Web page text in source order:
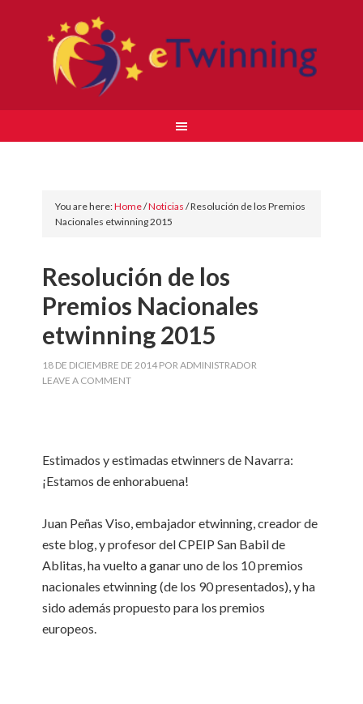
You are here:Home/Noticias /Resolución de los Premios
Nacionales etwinning 2015
Resolución de los
Premios Nacionales
etwinning 2015
18 DE DICIEMBRE DE 2014 PORADMINISTRADOR
LEAVE A COMMENT
Estimados y estimadas etwinners de Navarra:
¡Estamos de enhorabuena!
Juan Peñas Viso, embajador etwinning, creador de
este blog, y profesor del CPEIP San Babil de
Ablitas, ha vuelto a ganar uno de los 10 premios
nacionales etwinning (de los 90 presentados), y ha
sido además propuesto para los premios
europeos.